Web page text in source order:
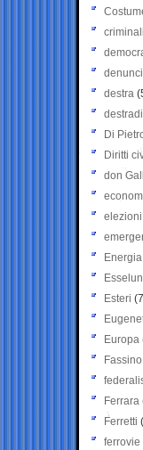
destra
Di
Diritti
don
elezioni
Energia
Esteri
Europa
Fassino
Ferrara
Ferretti
ferrovie